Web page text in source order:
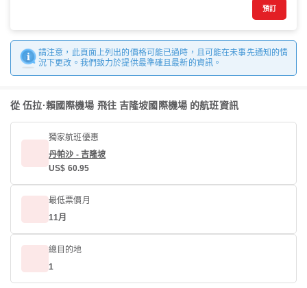
預訂
請注意，此頁面上列出的價格可能已過時，且可能在未事先通知的情
況下更改。我們致力於提供最準確且最新的資訊。
從 伍拉·賴國際機場 飛往 吉隆坡國際機場 的航班資訊
獨家航班優惠
丹帕沙 - 吉隆坡
US$ 60.95
最低票價月
11月
總目的地
1